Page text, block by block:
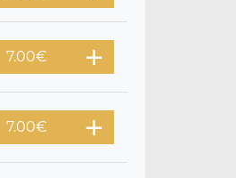
7.00€
7.00€